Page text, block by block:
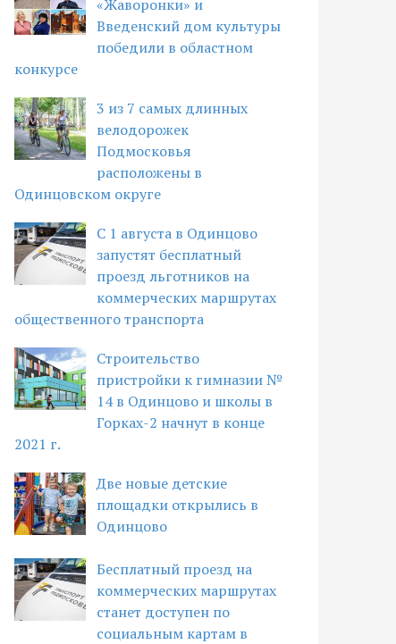
«Жаворонки» и
Введенский дом культуры
победили в областном
конкурсе
3 из 7 самых длинных
велодорожек
Подмосковья
расположены в
Одинцовском округе
С 1 августа в Одинцово
запустят бесплатный
проезд льготников на
коммерческих маршрутах
общественного транспорта
Строительство
пристройки к гимназии №
14 в Одинцово и школы в
Горках-2 начнут в конце
2021 г.
Две новые детские
площадки открылись в
Одинцово
Бесплатный проезд на
коммерческих маршрутах
станет доступен по
социальным картам в